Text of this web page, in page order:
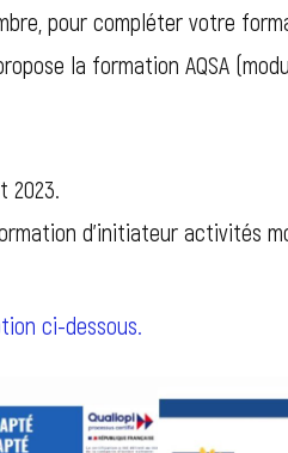
pour compléter votre
la formation AQSA
2023.
d’initiateur activités
ci-dessous.